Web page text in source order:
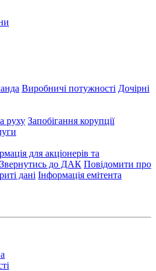
Виробничі потужності Дочірні
руху Запобігання корупції
для акціонерів та
Звернутись до ДАК Повідомити про
дані Інформація емітента